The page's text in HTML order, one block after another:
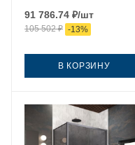
стекло рифленое профиль
вороненая сталь без
поддона
91 786.74 ₽/шт
105 502₽ -13%
В КОРЗИНУ